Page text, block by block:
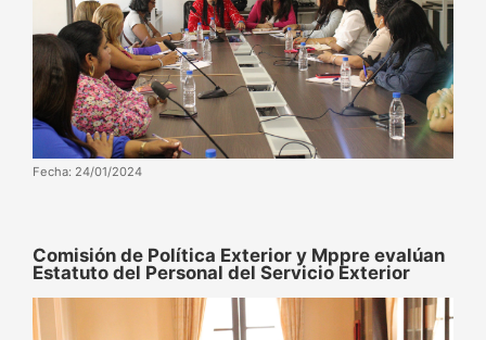
Fecha: 24/01/2024
Comisión de Política Exterior y Mppre evalúan
Estatuto del Personal del Servicio Exterior